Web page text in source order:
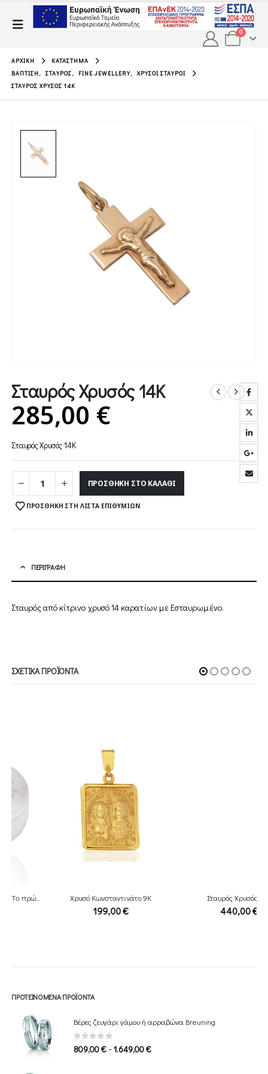
0
ΑΡΧΙΚΉ
ΚΑΤΆΣΤΗΜΑ
ΒΆΠΤΙΣΗ, ΣΤΑΥΡΌΣ, FINE JEWELLERY,
ΧΡΥΣΟΊ ΣΤΑΥΡΟΊ
ΣΤΑΥΡΌΣ ΧΡΥΣΌΣ 14Κ
Σταυρός Χρυσός 14Κ
285,00 €
Σταυρός Χρυσός 14Κ
ΠΡΟΣΘΉΚΗ ΣΤΟ ΚΑΛΆΘΙ
ΠΡΟΣΘΉΚΗ ΣΤΗ ΛΊΣΤΑ ΕΠΙΘΥΜΙΏΝ
ΠΕΡΙΓΡΑΦΉ
Σταυρός από κίτρινο χρυσό 14 καρατίων με Εσταυρωμένο.
ΣΧΕΤΙΚΆ ΠΡΟΪΌΝΤΑ
Χρυσό Κωνσταντινάτο 9Κ Σταυρός Χρυσός 14Κ
ΠΡΟΤΕΙΝΌΜΕΝΑ ΠΡΟΪΌΝΤΑ
Βέρες ζευγάρι γάμου ή αρραβώνα Breuning
0out of 5
809,00€–1.649,00€Price